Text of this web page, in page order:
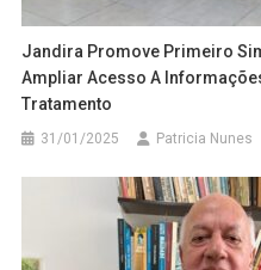
Jandira Promove Primeiro
Ampliar Acesso A
Tratamento
31/01/2025 Patricia Nunes